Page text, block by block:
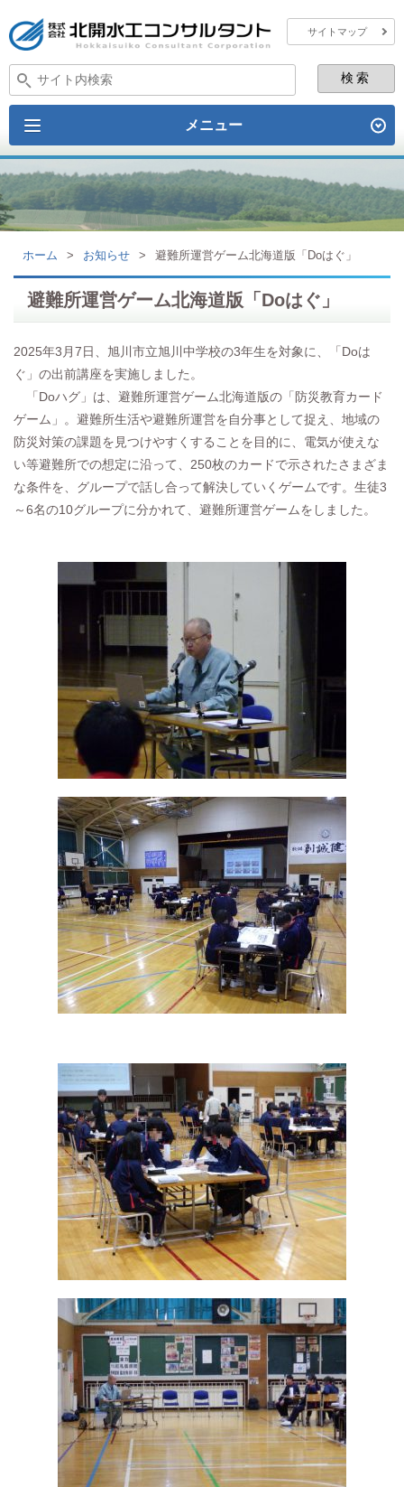
サイトマップ
メニュー
ホーム > お知らせ > 避難所運営ゲーム北海道版「Doはぐ」
避難所運営ゲーム北海道版「Doはぐ」
2025年3月7日、旭川市立旭川中学校の3年生を対象に、「Doは
ぐ」の出前講座を実施しました。
「Doハグ」は、避難所運営ゲーム北海道版の「防災教育カード
ゲーム」。避難所生活や避難所運営を自分事として捉え、地域の
防災対策の課題を見つけやすくすることを目的に、電気が使えな
い等避難所での想定に沿って、250枚のカードで示されたさまざま
な条件を、グループで話し合って解決していくゲームです。生徒3
～6名の10グループに分かれて、避難所運営ゲームをしました。